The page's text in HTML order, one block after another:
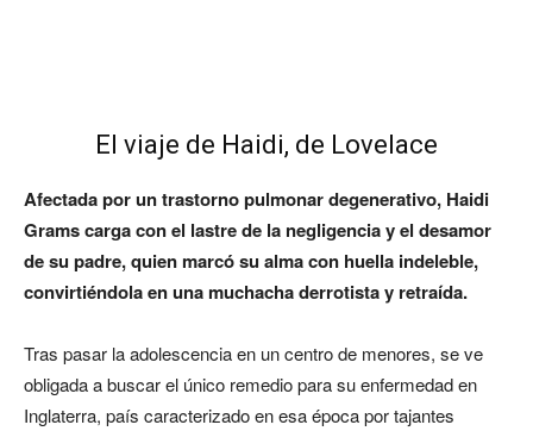
El viaje de Haidi, de Lovelace
Afectada por un trastorno pulmonar degenerativo, Haidi
Grams carga con el lastre de la negligencia y el desamor
de su padre, quien marcó su alma con huella indeleble,
convirtiéndola en una muchacha derrotista y retraída.
Tras pasar la adolescencia en un centro de menores, se ve
obligada a buscar el único remedio para su enfermedad en
Inglaterra, país caracterizado en esa época por tajantes